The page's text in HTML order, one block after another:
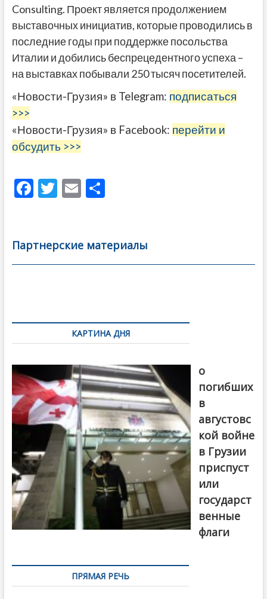
Consulting. Проект является продолжением
выставочных инициатив, которые проводились в
последние годы при поддержке посольства
Италии и добились беспрецедентного успеха –
на выставках побывали 250 тысяч посетителей.
«Новости-Грузия» в Telegram: подписаться
>>>
«Новости-Грузия» в Facebook: перейти и
обсудить >>>
F
b
o
T
er
E
l
О
а
в
Партнерские материалы
по
записямКАРТИНА ДНЯ
о
погибших
в
августовс
кой войне
в Грузии
приспуст
или
государст
венные
флаги
ПРЯМАЯ РЕЧЬ